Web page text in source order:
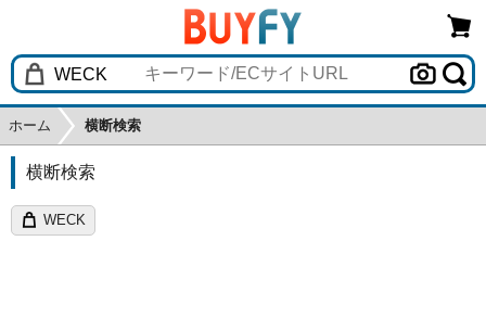
ホーム 横断検索
横断検索
WECK